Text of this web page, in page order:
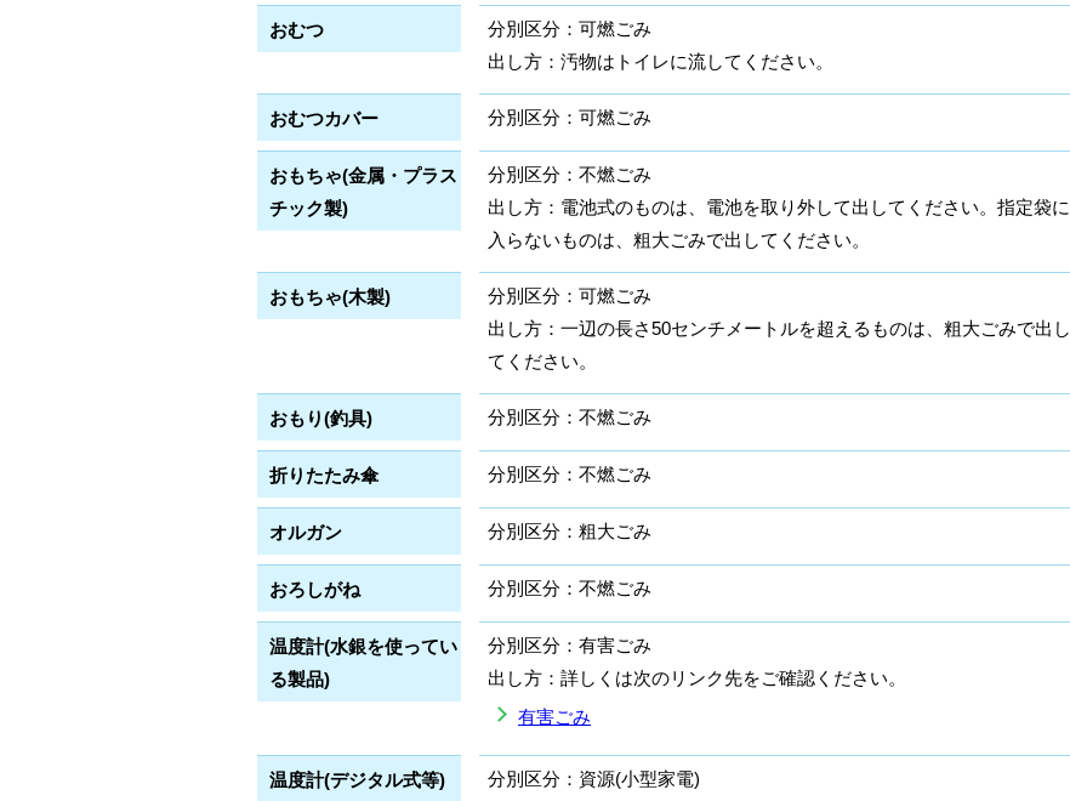
おむつ
分別区分：可燃ごみ
出し方：汚物はトイレに流してください。
おむつカバー 分別区分：可燃ごみ
おもちゃ(金属・プラス
チック製)
分別区分：不燃ごみ
出し方：電池式のものは、電池を取り外して出してください。指定袋に
入らないものは、粗大ごみで出してください。
おもちゃ(木製)
分別区分：可燃ごみ
出し方：一辺の長さ50センチメートルを超えるものは、粗大ごみで出し
てください。
おもり(釣具) 分別区分：不燃ごみ
折りたたみ傘 分別区分：不燃ごみ
オルガン 分別区分：粗大ごみ
おろしがね 分別区分：不燃ごみ
温度計(水銀を使ってい
る製品)
分別区分：有害ごみ
出し方：詳しくは次のリンク先をご確認ください。
有害ごみ
温度計(デジタル式等)
分別区分：資源(小型家電)